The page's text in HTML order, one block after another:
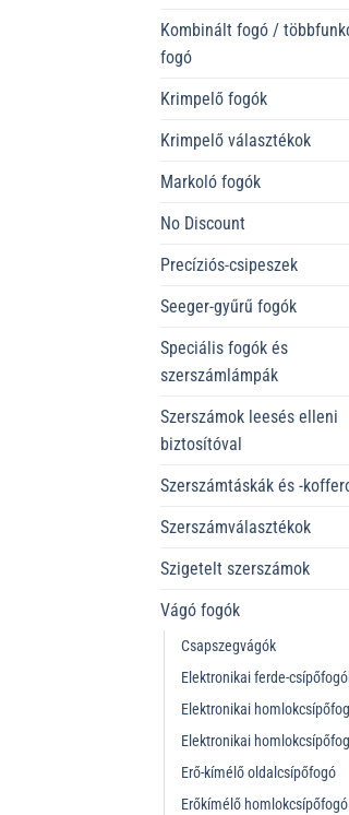
Kombinált fogó /
fogó
Krimpelő fogók
Krimpelő választékok
Markoló fogók
No Discount
Precíziós-csipeszek
Seeger-gyűrű fogók
Speciális fogók és
szerszámlámpák
Szerszámok leesés elleni
biztosítóval
Szerszámtáskák és -
Szerszámválasztékok
Szigetelt szerszámok
Vágó fogók
Csapszegvágók
Elektronikai ferde-
Elektronikai
Elektronikai
Erő-kímélő oldalcsípőfogó
Erőkímélő homlokcsípőfogó
homlokcsípőfogók 115 mm
64 32 120
23.626 Ft ÁFÁ-
Kosárba teszem